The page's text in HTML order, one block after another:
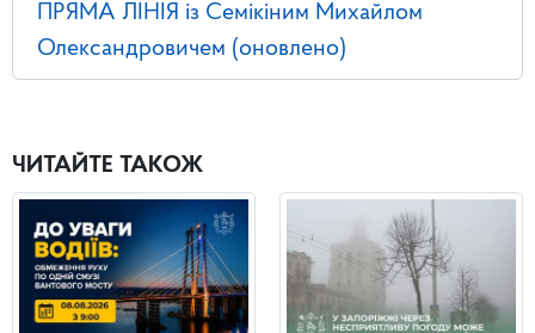
ПРЯМА ЛІНІЯ із Семікіним Михайлом
Олександровичем (оновлено)
ЧИТАЙТЕ ТАКОЖ